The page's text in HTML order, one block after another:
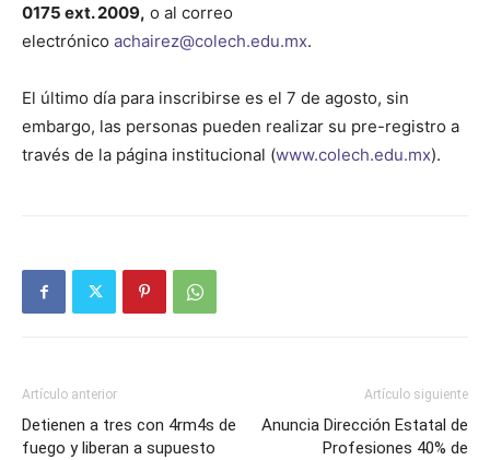
0175 ext. 2009, o al correo
electrónico achairez@colech.edu.mx.
El último día para inscribirse es el 7 de agosto, sin
embargo, las personas pueden realizar su pre-registro a
través de la página institucional (www.colech.edu.mx).
Artículo anterior
Detienen a tres con 4rm4s de
fuego y liberan a supuesto
Artículo siguiente
Anuncia Dirección Estatal de
Profesiones 40% de